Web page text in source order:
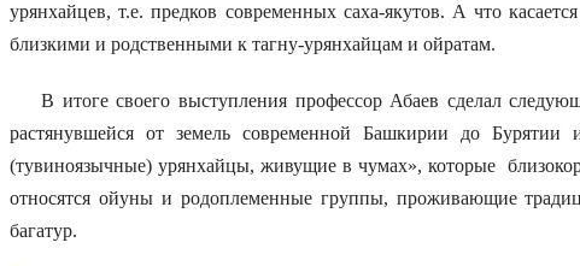
урянхайцев, т.е. предков современных саха-якутов. А что
близкими и родственными к тагну-урянхайцам и ойратам.
В итоге своего выступления профессор Абаев сделал
растянувшейся от земель современной Башкирии до
(тувиноязычные) урянхайцы, живущие в чумах», которые
относятся ойуны и родоплеменные группы, проживающие
багатур.